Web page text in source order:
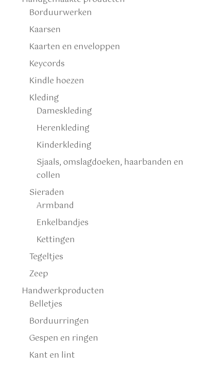
Borduurwerken
Kaarsen
Kaarten en enveloppen
Keycords
Kindle hoezen
Kleding
Dameskleding
Herenkleding
Kinderkleding
Sjaals, omslagdoeken, haarbanden en
collen
Sieraden
Armband
Enkelbandjes
Kettingen
Tegeltjes
Zeep
Handwerkproducten
Belletjes
Borduurringen
Gespen en ringen
Kant en lint